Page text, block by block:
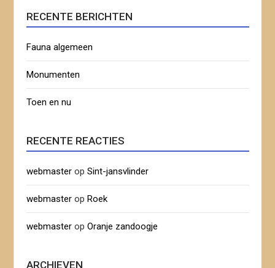
RECENTE BERICHTEN
Fauna algemeen
Monumenten
Toen en nu
RECENTE REACTIES
webmaster opSint-jansvlinder
webmaster opRoek
webmaster opOranje zandoogje
ARCHIEVEN